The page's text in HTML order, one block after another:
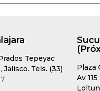
Tepeyac
Jalisco. Tels. (33)
Plaza
Av